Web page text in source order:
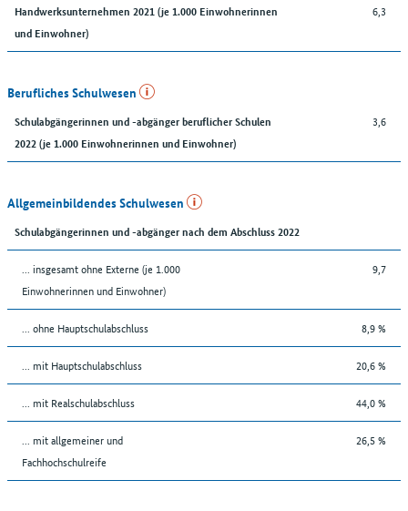
Handwerksunternehmen 2021 (je 1.000 Einwohnerinnen
und Einwohner)
6,3
Berufliches Schulwesen
Schulabgängerinnen und -abgänger beruflicher Schulen
2022 (je 1.000 Einwohnerinnen und Einwohner)
3,6
Allgemeinbildendes Schulwesen
Schulabgängerinnen und -abgänger nach dem Abschluss 2022
... insgesamt ohne Externe (je 1.000
Einwohnerinnen und Einwohner)
9,7
... ohne Hauptschulabschluss 8,9 %
... mit Hauptschulabschluss 20,6 %
... mit Realschulabschluss 44,0 %
... mit allgemeiner und
Fachhochschulreife
26,5 %